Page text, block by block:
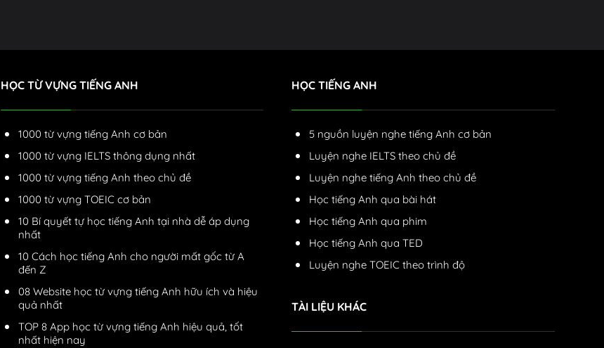
HỌC TỪ VỰNG TIẾNG ANH
1000 từ vựng tiếng Anh cơ bản
1000 từ vựng IELTS thông dụng nhất
1000 từ vựng tiếng Anh theo chủ đề
1000 từ vựng TOEIC cơ bản
10 Bí quyết tự học tiếng Anh tại nhà dễ áp dụng
nhất
10 Cách học tiếng Anh cho người mất gốc từ A
đến Z
08 Website học từ vựng tiếng Anh hữu ích và hiệu
quả nhất
TOP 8 App học từ vựng tiếng Anh hiệu quả, tốt
nhất hiện nay
HỌC TIẾNG ANH
5 nguồn luyện nghe tiếng Anh cơ bản
Luyện nghe IELTS theo chủ đề
Luyện nghe tiếng Anh theo chủ đề
Học tiếng Anh qua bài hát
Học tiếng Anh qua phim
Học tiếng Anh qua TED
Luyện nghe TOEIC theo trình độ
TÀI LIỆU KHÁC